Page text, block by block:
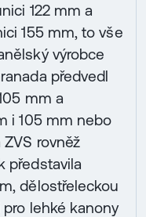
122 mm a
155 mm, to vše
výrobce
předvedl
mm a
i 105 mm nebo
rovněž
představila
dělostřeleckou
lehké kanony